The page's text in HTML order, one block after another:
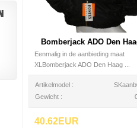
Bomberjack ADO Den
Eenmalig in de aanbieding maat
XLBomberjack ADO Den Haag ...
Artikelmodel :
Gewicht :
40.62EUR